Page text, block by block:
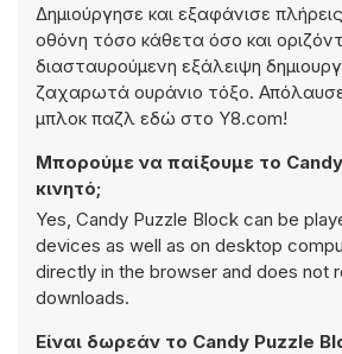
Δημιούργησε και εξαφάνισε
οθόνη τόσο κάθετα όσο και
διασταυρούμενη εξάλειψη
ζαχαρωτά ουράνιο τόξο. Απόλαυσε
μπλοκ παζλ εδώ στο Y8.com!
Μπορούμε να παίξουμε το
κινητό;
Yes, Candy Puzzle Block can be
devices as well as on desktop
directly in the browser and does not
downloads.
Είναι δωρεάν το Candy Puzzle